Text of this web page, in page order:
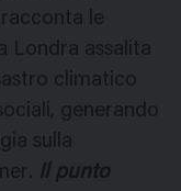
le
Londra assalita
climatico
generando
sulla
Il punto